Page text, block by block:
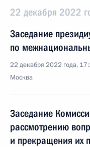
22 декабря 2022
Заседание
по
22 декабря 2022 года,
Москва
Заседание
рассмотрению
и прекращения их